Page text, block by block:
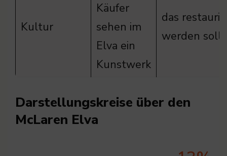
Kultur
Käufer
sehen im
Elva ein
Kunstwerk
das
werden
Darstellungskreise über den
McLaren Elva